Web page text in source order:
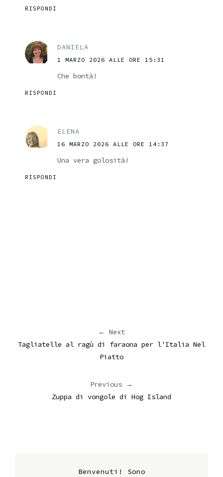
RISPONDI
DANIELA
1 MARZO 2026 ALLE ORE 15:31
Che bontà!
RISPONDI
ELENA
16 MARZO 2026 ALLE ORE 14:37
Una vera golosità!
RISPONDI
← Next
Tagliatelle al ragù di faraona per l'Italia Nel
Piatto
Previous →
Zuppa di vongole di Hog Island
Benvenuti! Sono